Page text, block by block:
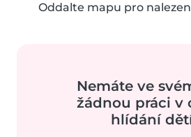
Oddalte mapu pro
Nemáte ve
žádnou práci v
hlídání